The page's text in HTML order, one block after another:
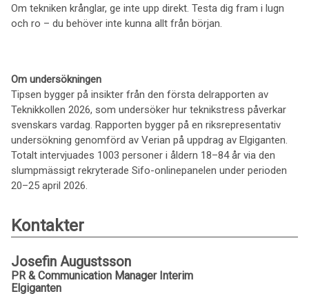
Om tekniken krånglar, ge inte upp direkt. Testa dig fram i lugn
och ro – du behöver inte kunna allt från början.
Om undersökningen
Tipsen bygger på insikter från den första delrapporten av
Teknikkollen 2026, som undersöker hur teknikstress påverkar
svenskars vardag. Rapporten bygger på en riksrepresentativ
undersökning genomförd av Verian på uppdrag av Elgiganten.
Totalt intervjuades 1003 personer i åldern 18–84 år via den
slumpmässigt rekryterade Sifo-onlinepanelen under perioden
20–25 april 2026.
Kontakter
Josefin Augustsson
PR & Communication Manager Interim
Elgiganten